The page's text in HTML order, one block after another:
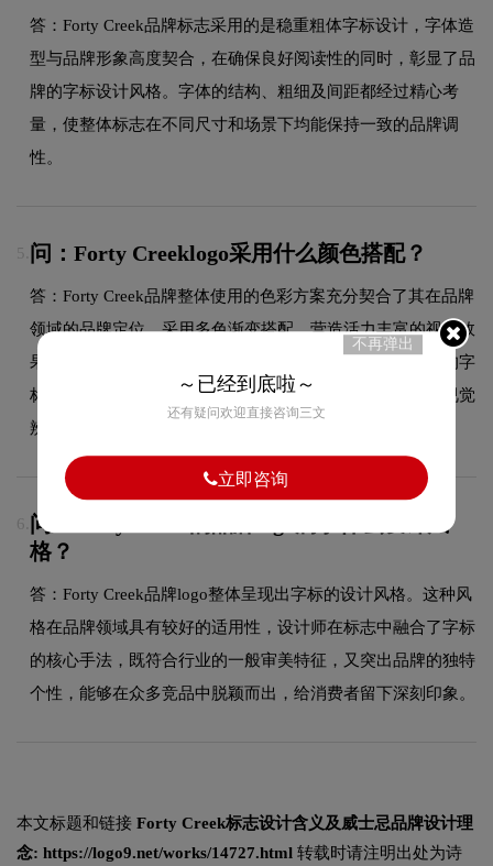
答：Forty Creek品牌标志采用的是稳重粗体字标设计，字体造
型与品牌形象高度契合，在确保良好阅读性的同时，彰显了品
牌的字标设计风格。字体的结构、粗细及间距都经过精心考
量，使整体标志在不同尺寸和场景下均能保持一致的品牌调
性。
5. 问：Forty Creeklogo采用什么颜色搭配？
答：Forty Creek品牌整体使用的色彩方案充分契合了其在品牌
领域的品牌定位，采用多色渐变搭配，营造活力丰富的视觉效
果，展现品牌年轻化的态度。这种色彩选择既传递了品牌的字
标设计美学，又能有效吸引目标受众，使标志具有较强的视觉
辨识度。
6. 问：Forty Creek的品牌logo属于什么设计风
格？
答：Forty Creek品牌logo整体呈现出字标的设计风格。这种风
格在品牌领域具有较好的适用性，设计师在标志中融合了字标
的核心手法，既符合行业的一般审美特征，又突出品牌的独特
个性，能够在众多竞品中脱颖而出，给消费者留下深刻印象。
本文标题和链接 Forty Creek标志设计含义及威士忌品牌设计理
念: https://logo9.net/works/14727.html 转载时请注明出处为诗
不再弹出
～已经到底啦～
还有疑问欢迎直接咨询三文
立即咨询